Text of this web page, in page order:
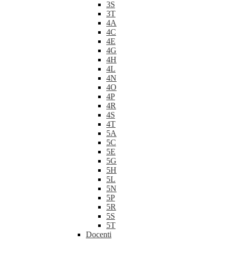
3S
3T
4A
4C
4E
4G
4H
4L
4N
4O
4P
4R
4S
4T
5A
5C
5E
5G
5H
5L
5N
5P
5R
5S
5T
Docenti